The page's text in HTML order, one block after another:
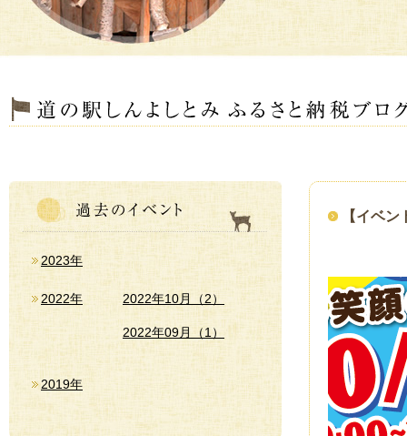
2023年
2022年 2022年10月（2）
2022年09月（1）
2019年
【イベ